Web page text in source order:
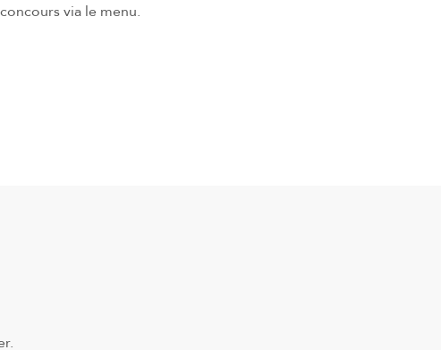
via le menu.